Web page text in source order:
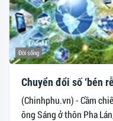
Đời sống
Chuyển đổi số ‘bén
(Chinhphu.vn) - Cầm
ông Sáng ở thôn Pha